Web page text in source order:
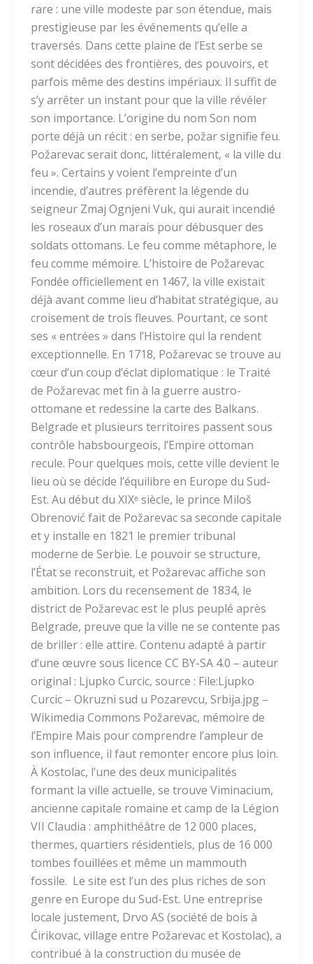
rare : une ville modeste par son étendue, mais
prestigieuse par les événements qu’elle a
traversés. Dans cette plaine de l’Est serbe se
sont décidées des frontières, des pouvoirs, et
parfois même des destins impériaux. Il suffit de
s’y arrêter un instant pour que la ville révé­ler
son importance. L’origine du nom Son nom
porte déjà un récit : en serbe, požar signifie feu.
Požarevac serait donc, littéralement, « la ville du
feu ». Certains y voient l’empreinte d’un
incendie, d’autres préfèrent la légende du
seigneur Zmaj Ognjeni Vuk, qui aurait incendié
les roseaux d’un marais pour débusquer des
soldats ottomans. Le feu comme métaphore, le
feu comme mémoire. L’histoire de Požarevac
Fondée officiellement en 1467, la ville existait
déjà avant comme lieu d’habitat stratégique, au
croisement de trois fleuves. Pourtant, ce sont
ses « entrées » dans l’Histoire qui la rendent
exceptionnelle. En 1718, Požarevac se trouve au
cœur d’un coup d’éclat diplomatique : le Traité
de Požarevac met fin à la guerre austro-
ottomane et redessine la carte des Balkans.
Belgrade et plusieurs territoires passent sous
contrôle habsbourgeois, l’Empire ottoman
recule. Pour quelques mois, cette ville devient le
lieu où se décide l’équilibre en Europe du Sud-
Est. Au début du XIXᵉ siècle, le prince Miloš
Obrenović fait de Požarevac sa seconde capitale
et y installe en 1821 le premier tribunal
moderne de Serbie. Le pouvoir se structure,
l’État se reconstruit, et Požarevac affiche son
ambition. Lors du recensement de 1834, le
district de Požarevac est le plus peuplé après
Belgrade, preuve que la ville ne se contente pas
de briller : elle attire. Contenu adapté à partir
d’une œuvre sous licence CC BY-SA 4.0 – auteur
original : Ljupko Curcic, source : File:Ljupko
Curcic – Okruzni sud u Pozarevcu, Srbija.jpg –
Wikimedia Commons Požarevac, mémoire de
l’Empire Mais pour comprendre l’ampleur de
son influence, il faut remonter encore plus loin.
À Kostolac, l’une des deux municipalités
formant la ville actuelle, se trouve Viminacium,
ancienne capitale romaine et camp de la Légion
VII Claudia : amphithéâtre de 12 000 places,
thermes, quartiers résidentiels, plus de 16 000
tombes fouillées et même un mammouth
fossile. Le site est l’un des plus riches de son
genre en Europe du Sud-Est. Une entreprise
locale justement, Drvo AS (société de bois à
Ćirikovac, village entre Požarevac et Kostolac), a
contribué à la construction du musée de